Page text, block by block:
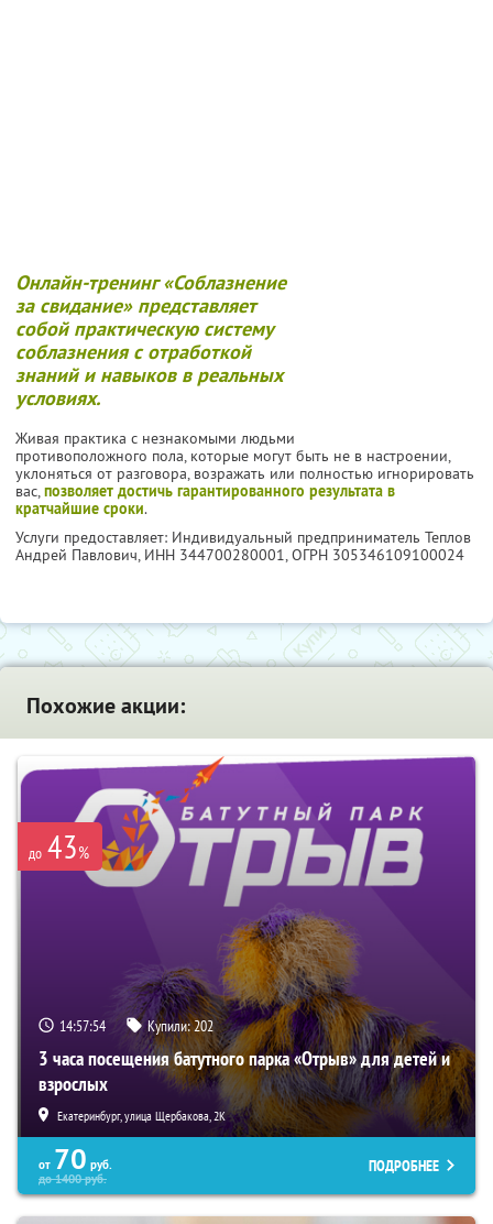
Онлайн-тренинг«Соблазнение
за свидание»представляет
собой практическую систему
соблазненияс отработкой
знаний и навыков в реальных
условиях.
Живая практика с незнакомыми людьми
противоположного пола, которые могут быть не в настроении,
уклоняться от разговора, возражать или полностью игнорировать
вас,позволяет достичь гарантированного результата в
кратчайшие сроки.
Услуги предоставляет: Индивидуальный предприниматель Теплов
Андрей Павлович, ИНН 344700280001, ОГРН 305346109100024
Похожие акции:
до 43%
14:57:53 Купили:202
3 часа посещения батутного парка «Отрыв» для детей и
взрослых
Екатеринбург, улица Щербакова, 2К
от 70 руб.
до1400руб.
ПОДРОБНЕЕ